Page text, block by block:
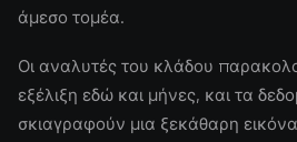
άμεσο τομέα.
Οι αναλυτές του κλάδου
εξέλιξη εδώ και μήνες, και τα
σκιαγραφούν μια ξεκάθαρη